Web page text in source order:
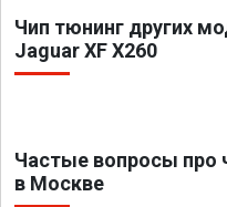
Чип тюнинг других
Jaguar XF X260
Частые вопросы про
в Москве